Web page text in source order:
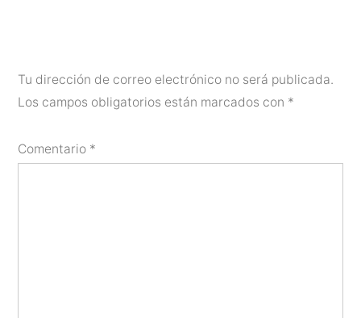
Tu dirección de correo electrónico no será publicada.
Los campos obligatorios están marcados con *
Comentario *